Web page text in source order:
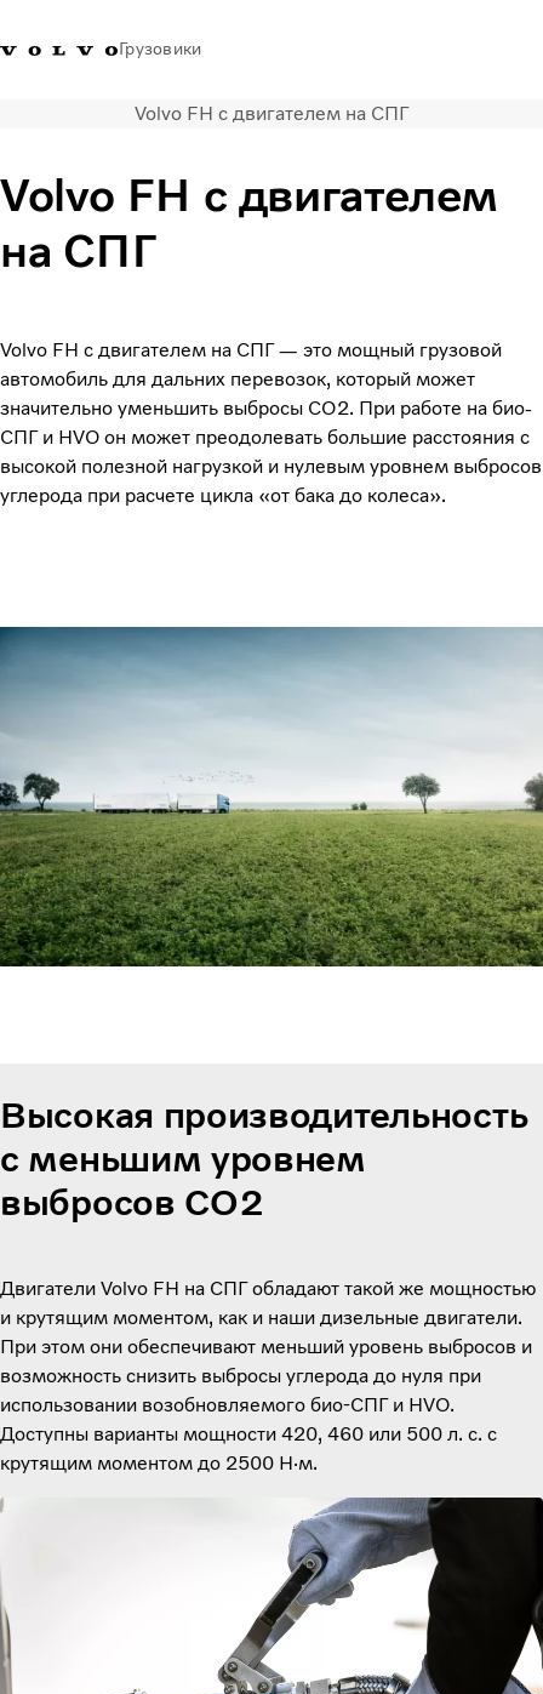
Грузовики
Галлерея Volvo Trucks Вход в системуКазахстан
Транспортные решения
Грузовые автомобили
Услуги
Truck Builder
О нас
Свяжитесь с нами
Volvo FH с двигателем на СПГ
Volvo FH с двигателем
на СПГ
Volvo FH с двигателем на СПГ — это мощный грузовой
автомобиль для дальних перевозок, который может
значительно уменьшить выбросы CO2. При работе на био-
СПГ и HVO он может преодолевать большие расстояния с
высокой полезной нагрузкой и нулевым уровнем выбросов
углерода при расчете цикла «от бака до колеса».
Высокая производительность
с меньшим уровнем
выбросов CO2
Двигатели Volvo FH на СПГ обладают такой же мощностью
и крутящим моментом, как и наши дизельные двигатели.
При этом они обеспечивают меньший уровень выбросов и
возможность снизить выбросы углерода до нуля при
использовании возобновляемого био-СПГ и HVO.
Доступны варианты мощности 420, 460 или 500 л. с. с
крутящим моментом до 2500 Н·м.